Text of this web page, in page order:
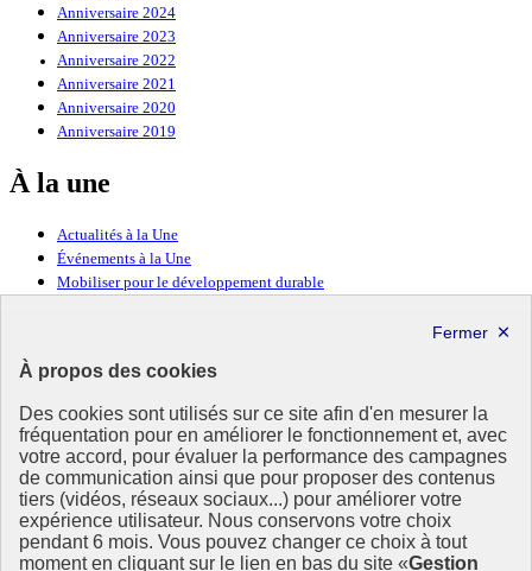
À propos des cookies
Des cookies sont utilisés sur ce site afin d'en mesurer la
fréquentation pour en améliorer le fonctionnement et, avec
votre accord, pour évaluer la performance des campagnes
de communication ainsi que pour proposer des contenus
tiers (vidéos, réseaux sociaux...) pour améliorer votre
expérience utilisateur. Nous conservons votre choix
pendant 6 mois. Vous pouvez changer ce choix à tout
moment en cliquant sur le lien en bas du site «Gestion
Anniversaire 2024
Anniversaire 2023
Anniversaire 2022
Anniversaire 2021
Anniversaire 2020
Anniversaire 2019
À la une
Actualités à la Une
Événements à la Une
Mobiliser pour le développement durable
Ressources
Ressources
La Méth’ODD
Gouvernement
Ce site propose l’information de référence concernant l’Agenda
2030 et la feuille de route de la France. Il valorise la mobilisation de